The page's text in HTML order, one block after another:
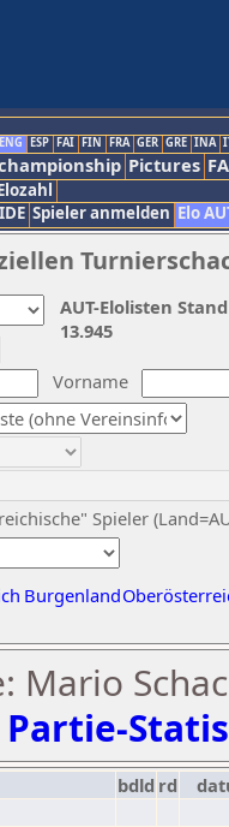
ENG ESP FAI FIN FRA GER GRE INA
Pictures
Spieler anmelden Elo
Vorname
Spieler
Burgenland
AUT-Elolisten
13.945
Mario
bdld rd